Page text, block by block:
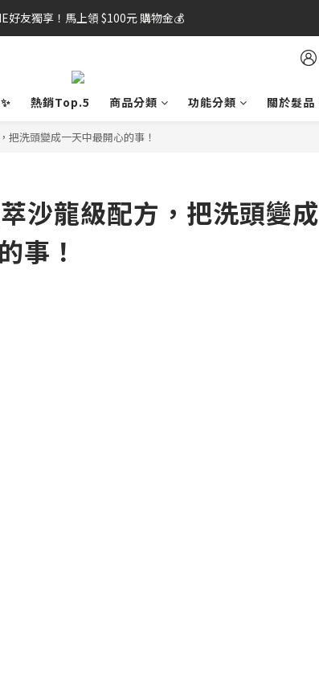
好友獨享！馬上領 $100元 購物金💰
上未於期限內完成取貨，可能影響會員帳號使用權益⚠️
好友獨享！馬上領 $100元 購物金💰
熱銷Top.5 商品分類 功能分類 關於髮品
把洗頭變成一天中最開心的事！
沙龍級配方，把洗頭變成
事！